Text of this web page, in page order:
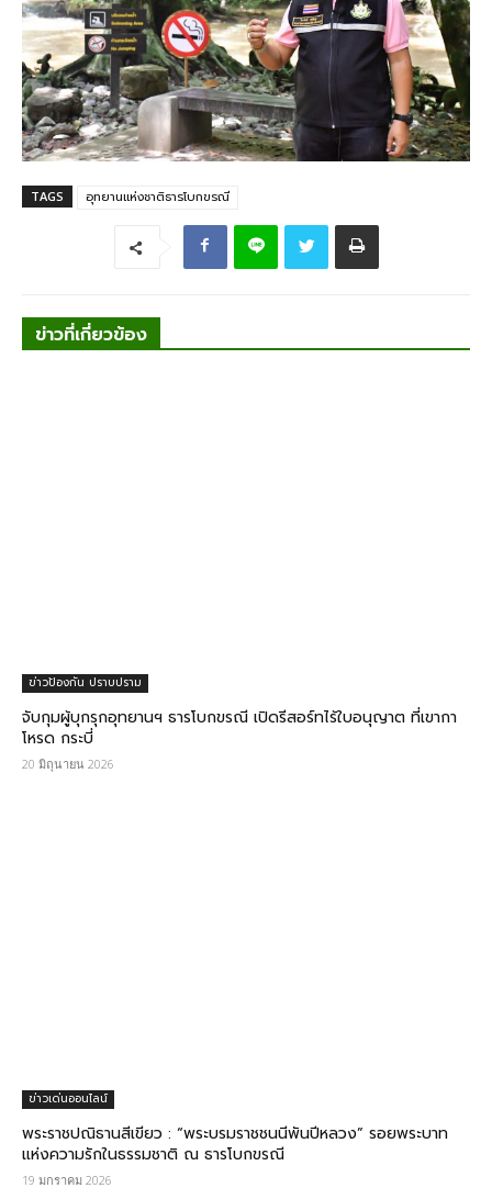
TAGS อุทยานแห่งชาติธารโบกขรณี
ข่าวที่เกี่ยวข้อง
ข่าวป้องกัน ปราบปราม
จับกุมผู้บุกรุกอุทยานฯ ธารโบกขรณี เปิดรีสอร์ทไร้ใบอนุญาต ที่เขากา
โหรด กระบี่
20 มิถุนายน 2026
ข่าวเด่นออนไลน์
พระราชปณิธานสีเขียว : “พระบรมราชชนนีพันปีหลวง” รอยพระบาท
แห่งความรักในธรรมชาติ ณ ธารโบกขรณี
19 มกราคม 2026